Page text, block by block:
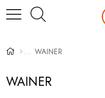
WAINER
WAINER